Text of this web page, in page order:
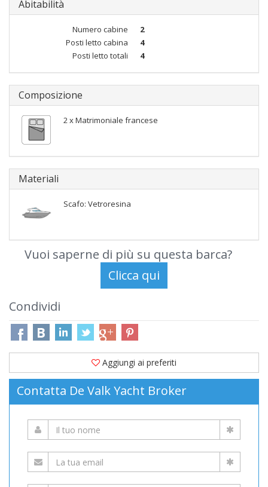
Abitabilità
Numero cabine
2
Posti letto cabina
4
Posti letto totali
4
Composizione
2 x Matrimoniale francese
Materiali
Scafo: Vetroresina
Vuoi saperne di più su questa barca?
Condividi
Aggiungi ai preferiti
Contatta De Valk Yacht Broker